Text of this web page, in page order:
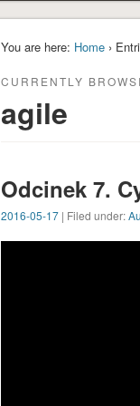
You are here: Home›
CURRENTLY
agile
Odcinek 7.
2016-05-17| Filed under: